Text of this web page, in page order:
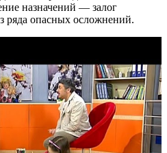
назначений — залог
ряда опасных осложнений.